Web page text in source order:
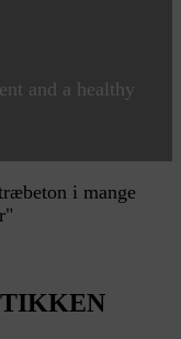
and a healthy
i mange